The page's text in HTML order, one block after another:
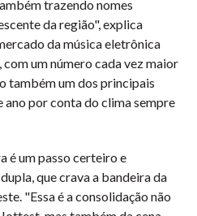
trazendo nomes
da região", explica
da música eletrônica
um número cada vez maior
também um dos principais
ano por conta do clima sempre
é um passo certeiro e
que crava a bandeira da
"Essa é a consolidação não